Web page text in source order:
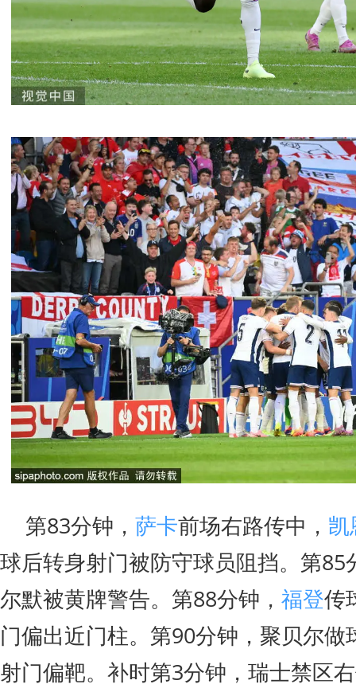
第83分钟， 萨卡前场右路传中， 凯
球后转身射门被防守球员阻挡。第85
尔默被黄牌警告。第88分钟， 福登传
门偏出近门柱。第90分钟，聚贝尔
射门偏靶。补时第3分钟，瑞士禁区